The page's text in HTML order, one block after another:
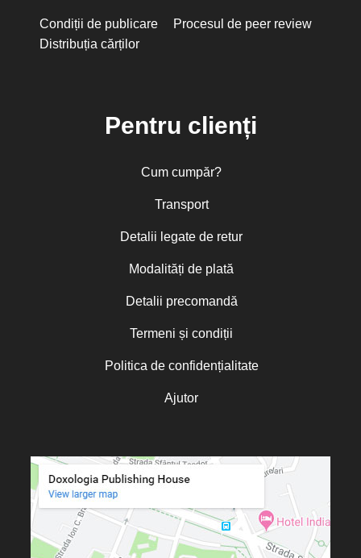
Condiții de publicare
Procesul de peer review
Distribuția cărților
Pentru clienți
Cum cumpăr?
Transport
Detalii legate de retur
Modalități de plată
Detalii precomandă
Termeni și condiții
Politica de confidențialitate
Ajutor